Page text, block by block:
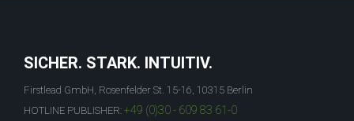
SICHER. STARK. INTUITIV.
Firstlead GmbH, Rosenfelder St. 15-16, 10315 Berlin
HOTLINE PUBLISHER: +49 (0)30 - 609 83 61-0